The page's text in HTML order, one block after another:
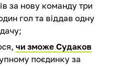
за нову команду три
гол та віддав одну
чи зможе Судаков
поєдинку за